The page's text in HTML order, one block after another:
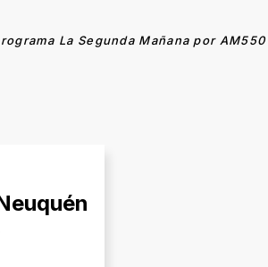
La Segunda Mañana por